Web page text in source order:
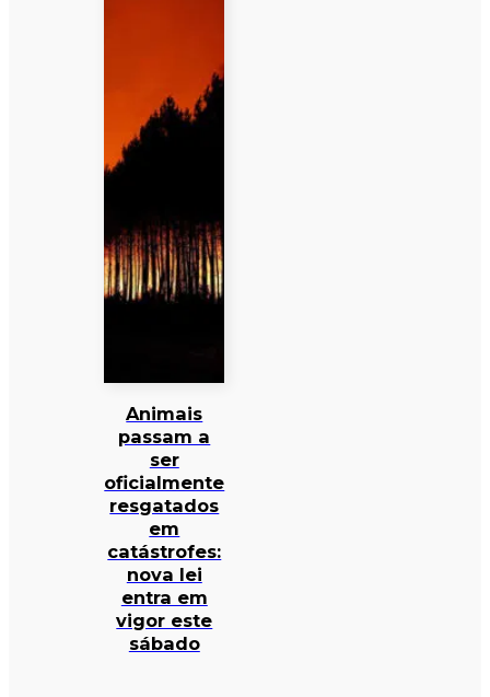
Animais
passam a
ser
oficialmente
resgatados
em
catástrofes:
nova lei
entra em
vigor este
sábado